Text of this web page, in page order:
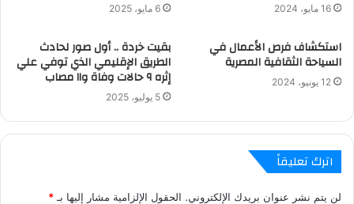
16 مايو، 2024 6 مايو، 2025
استكشاف فرص الأعمال في
السياحة الثقافية المصرية
12 يونيو، 2024
بقيت خردة .. أول صور لحادث
الطريق الإقليمي الذي توفي علي
إثره ٩ حالات وفاة و١١ مصاب
5 يوليو، 2025
اترك تعليقاً
لن يتم نشر عنوان بريدك الإلكتروني. الحقول الإلزامية مشار إليها بـ *